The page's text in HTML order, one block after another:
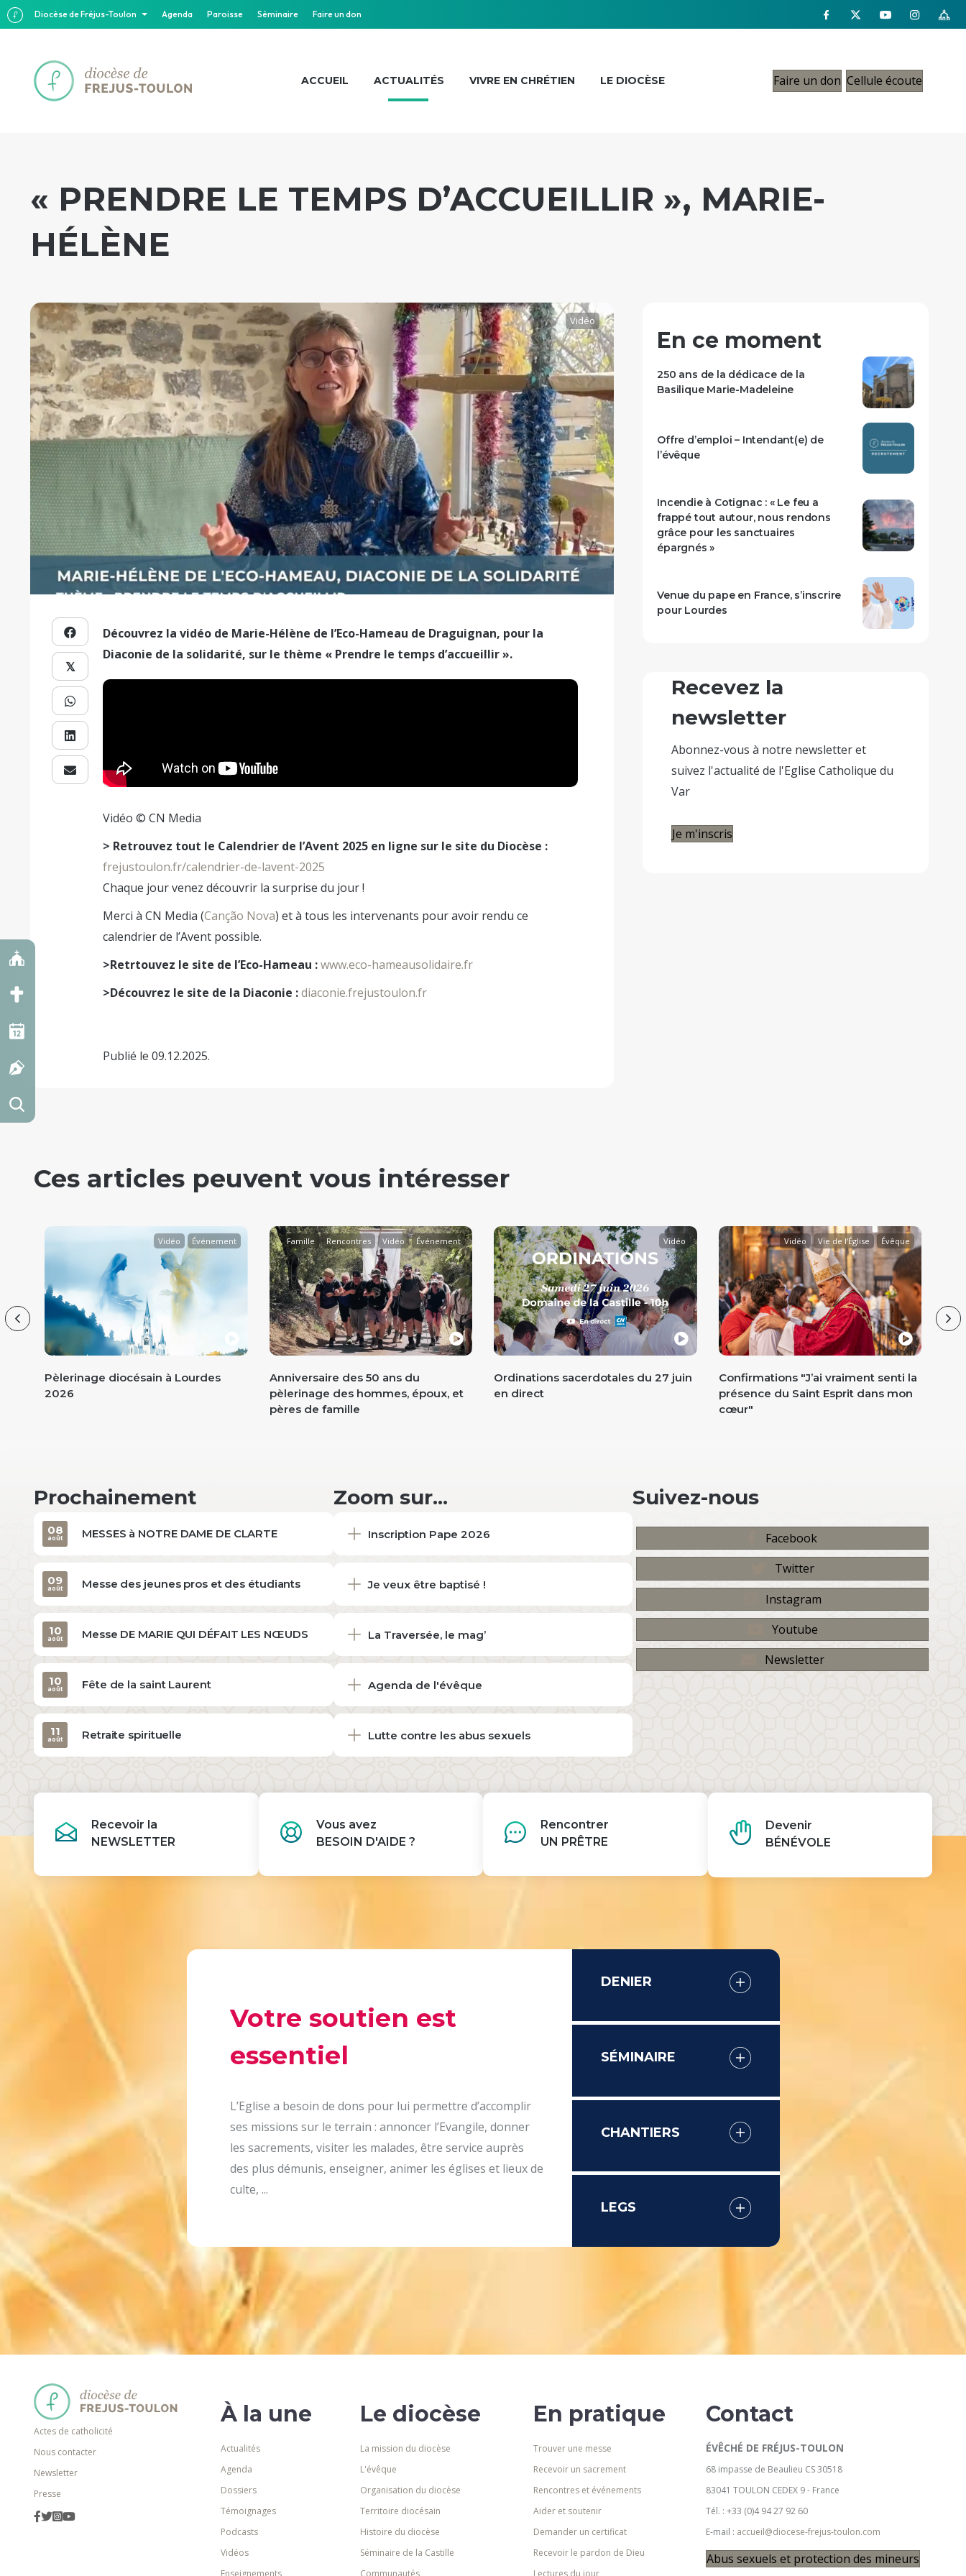
Diocèse de Fréjus-Toulon Agenda Paroisse Séminaire Faire un don
ACCUEIL ACTUALITÉS VIVRE EN CHRÉTIEN LE DIOCÈSE Faire un don Cellule écoute
« PRENDRE LE TEMPS D’ACCUEILLIR », MARIE-
HÉLÈNE
Vidéo
𝕏
Découvrez la vidéo de Marie-Hélène de l’Eco-Hameau de Draguignan, pour la
Diaconie de la solidarité, sur le thème « Prendre le temps d’accueillir ».
Vidéo © CN Media
> Retrouvez tout le Calendrier de l’Avent 2025 en ligne sur le site du Diocèse :
frejustoulon.fr/calendrier-de-lavent-2025
Chaque jour venez découvrir la surprise du jour !
Merci à CN Media (Canção Nova) et à tous les intervenants pour avoir rendu ce
calendrier de l’Avent possible.
>Retrtouvez le site de l’Eco-Hameau :www.eco-hameausolidaire.fr
>Découvrez le site de la Diaconie :diaconie.frejustoulon.fr
Publié le 09.12.2025.
En ce moment
250 ans de la dédicace de la
Basilique Marie-Madeleine
Offre d’emploi – Intendant(e) de
l’évêque
Incendie à Cotignac : « Le feu a
frappé tout autour, nous rendons
grâce pour les sanctuaires
épargnés »
Venue du pape en France, s’inscrire
pour Lourdes
Recevez la
newsletter
Abonnez-vous à notre newsletter et
suivez l'actualité de l'Eglise Catholique du
Var
Je m'inscris
Ces articles peuvent vous intéresser
Vidéo Événement
Pèlerinage diocésain à Lourdes
2026
Famille Rencontres Vidéo Événement
Anniversaire des 50 ans du
pèlerinage des hommes, époux, et
pères de famille
Vidéo
Ordinations sacerdotales du 27 juin
en direct
Vidéo Vie de l'Église Évêque
Confirmations "J’ai vraiment senti la
présence du Saint Esprit dans mon
cœur"
Previous
Prochainement
MESSES à NOTRE DAME DE CLARTE
08
août
Messe des jeunes pros et des étudiants
09
août
Messe DE MARIE QUI DÉFAIT LES NŒUDS
10
août
Fête de la saint Laurent
10
août
Retraite spirituelle
11
août
Zoom sur...
Inscription Pape 2026
Je veux être baptisé !
La Traversée, le mag’
Agenda de l'évêque
Lutte contre les abus sexuels
Suivez-nous
Facebook
Twitter
Instagram
Youtube
Newsletter
Recevoir la
NEWSLETTER
Vous avez
BESOIN D'AIDE ?
Rencontrer
UN PRÊTRE
Devenir
BÉNÉVOLE
Votre soutien est
essentiel
L’Eglise a besoin de dons pour lui permettre d’accomplir
ses missions sur le terrain : annoncer l’Evangile, donner
les sacrements, visiter les malades, être service auprès
des plus démunis, enseigner, animer les églises et lieux de
culte, ...
DENIER
SÉMINAIRE
CHANTIERS
LEGS
Actes de catholicité
Nous contacter
Newsletter
Presse
À la une
Actualités
Agenda
Dossiers
Témoignages
Podcasts
Vidéos
Enseignements
Le diocèse
La mission du diocèse
L'évêque
Organisation du diocèse
Territoire diocésain
Histoire du diocèse
Séminaire de la Castille
Communautés
En pratique
Trouver une messe
Recevoir un sacrement
Rencontres et événements
Aider et soutenir
Demander un certificat
Recevoir le pardon de Dieu
Lectures du jour
Contact
ÉVÊCHÉ DE FRÉJUS-TOULON
68 impasse de Beaulieu CS 30518
83041 TOULON CEDEX 9 - France
Tél. : +33 (0)4 94 27 92 60
E-mail : accueil@diocese-frejus-toulon.com
Abus sexuels et protection des mineurs